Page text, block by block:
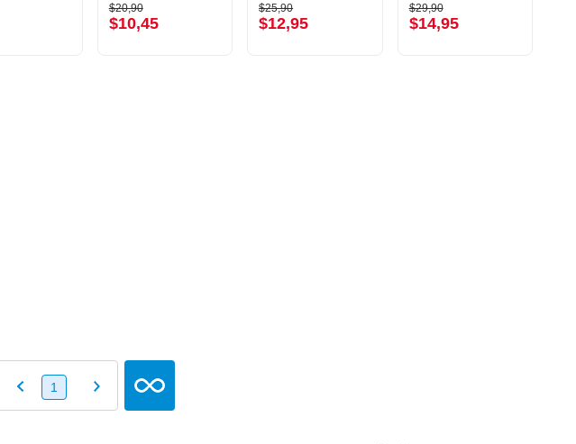
$10,45
$20,90
$10,45 $12,95
$25,90
$12,95 $14,95
$29,90
$14,95
1